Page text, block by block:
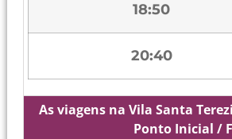
18:50
20:40
As viagens na Vila Santa
Ponto Inicial /